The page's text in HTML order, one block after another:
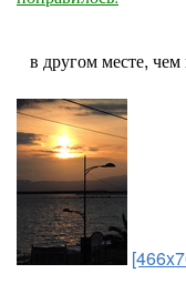
в другом месте,